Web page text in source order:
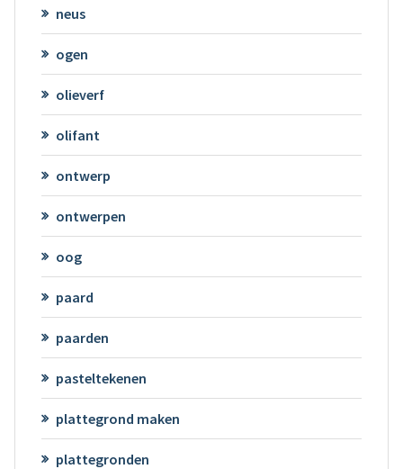
neus
ogen
olieverf
olifant
ontwerp
ontwerpen
oog
paard
paarden
pasteltekenen
plattegrond maken
plattegronden